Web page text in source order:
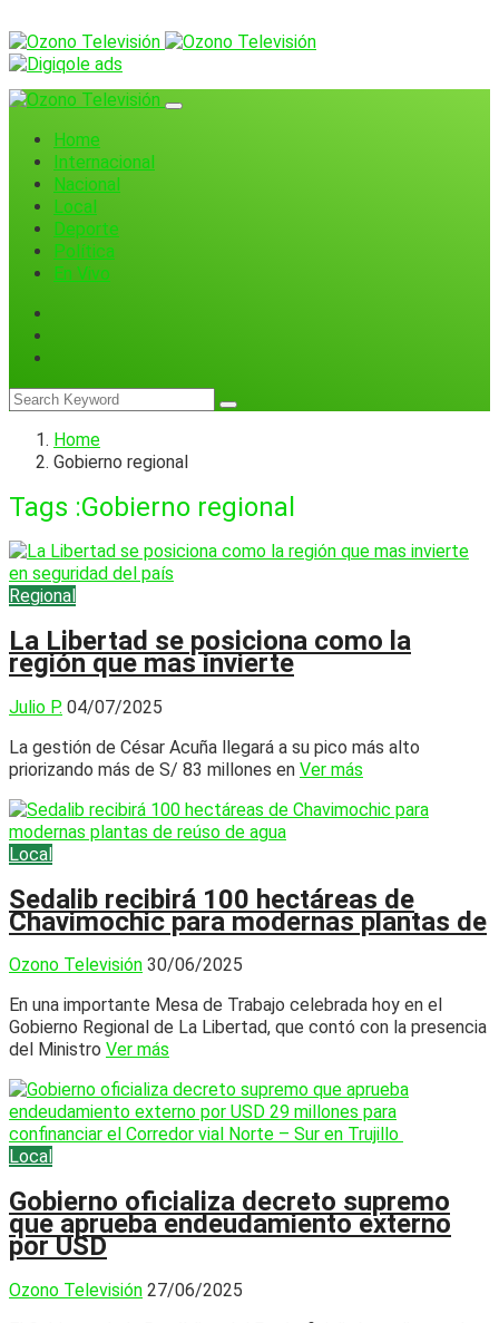
Home
Internacional
Nacional
Local
Deporte
Política
En Vivo
Home
Gobierno regional
Tags :Gobierno regional
Regional
La Libertad se posiciona como la
región que mas invierte
Julio P. 04/07/2025
La gestión de César Acuña llegará a su pico más alto
priorizando más de S/ 83 millones en Ver más
Local
Sedalib recibirá 100 hectáreas de
Chavimochic para modernas plantas de
Ozono Televisión 30/06/2025
En una importante Mesa de Trabajo celebrada hoy en el
Gobierno Regional de La Libertad, que contó con la presencia
del Ministro Ver más
Local
Gobierno oficializa decreto supremo
que aprueba endeudamiento externo
por USD
Ozono Televisión 27/06/2025